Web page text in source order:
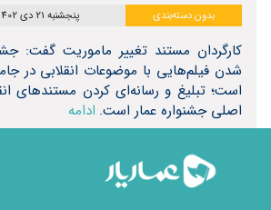
بدون دسته‌بندی پنجشنبه 21 دی 1402، ساعت 15:05
کارگردان مستند تغییر ماموریت گفت:
شدن فیلم‌هایی با موضوعات انقلابی در
است؛ تبلیغ و رسانه‌ای کردن مستندهای
اصلی جشنواره عمار است. ادامه